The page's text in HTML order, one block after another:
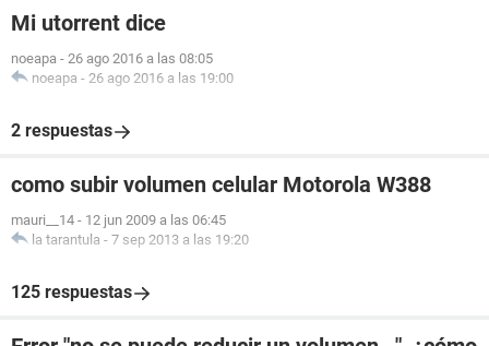
Mi utorrent dice
noeapa - 26 ago 2016 a las 08:05
noeapa - 26 ago 2016 a las 19:00
2 respuestas
como subir volumen celular Motorola W388
mauri__14 - 12 jun 2009 a las 06:45
la tarantula - 7 sep 2013 a las 19:20
125 respuestas